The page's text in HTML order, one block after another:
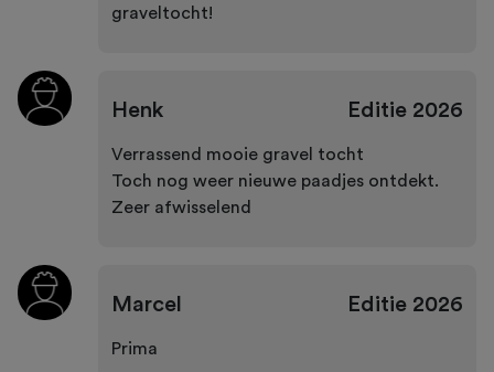
graveltocht!
Henk Editie2026
Verrassend mooie gravel tocht
Toch nog weer nieuwe paadjes ontdekt.
Zeer afwisselend
Marcel Editie2026
Prima